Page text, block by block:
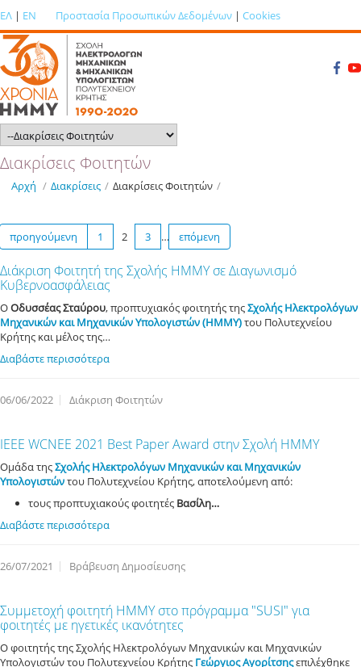
ΕΛ | EN Προστασία Προσωπικών Δεδομένων | Cookies
Διακρίσεις Φοιτητών
Αρχή / Διακρίσεις / Διακρίσεις Φοιτητών /
προηγούμενη 1 2 3 … επόμενη
Διάκριση Φοιτητή της Σχολής ΗΜΜΥ σε Διαγωνισμό
Κυβερνοασφάλειας
ΟΟδυσσέας Σταύρου, προπτυχιακός φοιτητής τηςΣχολής Ηλεκτρολόγων
Μηχανικών και Μηχανικών Υπολογιστών (ΗΜΜΥ)του Πολυτεχνείου
Κρήτης και μέλος της…
Διαβάστε περισσότερα
06/06/2022 Διάκριση Φοιτητών
IEEE WCNEE 2021 Best Paper Award στην Σχολή ΗΜΜΥ
Ομάδα τηςΣχολής Ηλεκτρολόγων Μηχανικών και Μηχανικών
Υπολογιστώντου Πολυτεχνείου Κρήτης, αποτελούμενη από:
τους προπτυχιακούς φοιτητές Βασίλη…
Διαβάστε περισσότερα
26/07/2021 Βράβευση Δημοσίευσης
Συμμετοχή φοιτητή ΗΜΜΥ στο πρόγραμμα "SUSI" για
φοιτητές με ηγετικές ικανότητες
Ο φοιτητής της Σχολής Ηλεκτρολόγων Μηχανικών και Μηχανικών
Υπολογιστών του Πολυτεχνείου Κρήτης Γεώργιος Αγορίτσηςεπιλέχθηκε